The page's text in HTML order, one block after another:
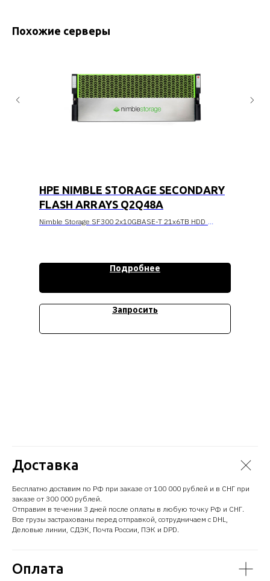
Похожие серверы
HPE NIMBLE STORAGE SECONDARY
FLASH ARRAYS Q2Q48A
Nimble Storage SF300 2x10GBASE-T 21x6TB HDD
Подробнее
Запросить
Доставка
Бесплатно доставим по РФ при заказе от 100 000 рублей и в СНГ при
заказе от 300 000 рублей.
Отправим в течении 3 дней после оплаты в любую точку РФ и СНГ.
Все грузы застрахованы перед отправкой, сотрудничаем с DHL,
Деловые линии, СДЭК, Почта России, ПЭК и DPD.
Оплата